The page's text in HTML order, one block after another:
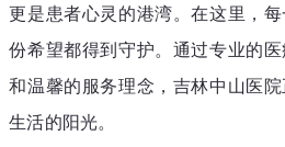
更是患者心灵的港湾。在这里，
份希望都得到守护。通过专业的
和温馨的服务理念，吉林中山医
生活的阳光。